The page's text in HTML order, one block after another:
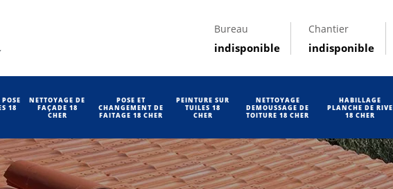
Bureau
indisponible
Chantier
indisponible
18
NETTOYAGE DE
FAÇADE 18
CHER
POSE ET
CHANGEMENT DE
FAITAGE 18 CHER
PEINTURE SUR
TUILES 18
CHER
NETTOYAGE
DEMOUSSAGE DE
TOITURE 18 CHER
HABILLAGE
PLANCHE DE RIVE
18 CHER